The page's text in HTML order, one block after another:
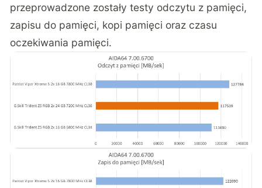
przeprowadzone zostały testy odczytu z pamięci,
zapisu do pamięci, kopi pamięci oraz czasu
oczekiwania pamięci.